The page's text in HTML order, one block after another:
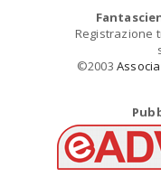
Registrazione
©2003